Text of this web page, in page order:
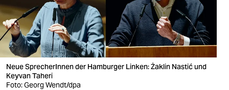
nord
wahrheit
verlag
verlag
Neue SprecherInnen der Hamburger Linken: Żaklin Nastić und
Keyvan Taheri
Foto: Georg Wendt/dpa